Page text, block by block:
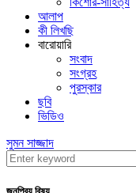
আলাপ
কী লিখছি
বারোয়ারি
সংবাদ
সংগ্রহ
পুরস্কার
ছবি
ভিডিও
সুমন সাজ্জাদ